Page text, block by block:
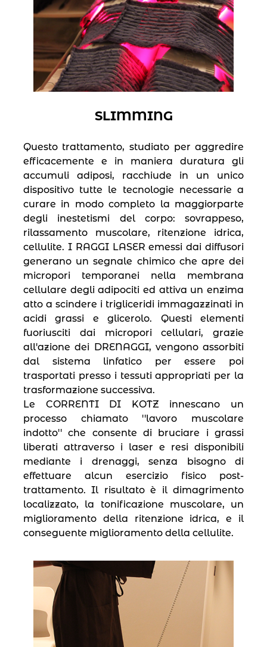
SLIMMING
Questo trattamento, studiato per aggredire
efficacemente e in maniera duratura gli
accumuli adiposi, racchiude in un unico
dispositivo tutte le tecnologie necessarie a
curare in modo completo la maggiorparte
degli inestetismi del corpo: sovrappeso,
rilassamento muscolare, ritenzione idrica,
cellulite. I RAGGI LASER emessi dai diffusori
generano un segnale chimico che apre dei
micropori temporanei nella membrana
cellulare degli adipociti ed attiva un enzima
atto a scindere i trigliceridi immagazzinati in
acidi grassi e glicerolo. Questi elementi
fuoriusciti dai micropori cellulari, grazie
all′azione dei DRENAGGI, vengono assorbiti
dal sistema linfatico per essere poi
trasportati presso i tessuti appropriati per la
trasformazione successiva.
Le CORRENTI DI KOTZ innescano un
processo chiamato ′′lavoro muscolare
indotto′′ che consente di bruciare i grassi
liberati attraverso i laser e resi disponibili
mediante i drenaggi, senza bisogno di
effettuare alcun esercizio fisico post-
trattamento. Il risultato è il dimagrimento
localizzato, la tonificazione muscolare, un
miglioramento della ritenzione idrica, e il
conseguente miglioramento della cellulite.